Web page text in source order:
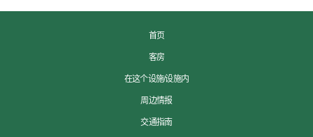
首页
客房
在这个设施/设施内
周边情报
交通指南